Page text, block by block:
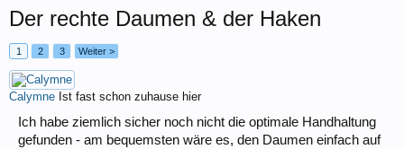
Der rechte Daumen & der Haken
1 2 3 Weiter >
Calymne Ist fast schon zuhause hier
Ich habe ziemlich sicher noch nicht die optimale Handhaltung
gefunden - am bequemsten wäre es, den Daumen einfach auf